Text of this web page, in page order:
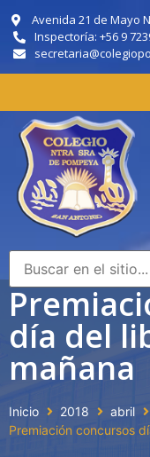
Avenida 21 de Mayo
Inspectoría: +56 9
día del
mañana
Inicio 2018 abril
Premiación concursos